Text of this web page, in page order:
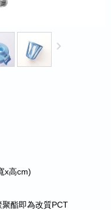
keyboard_arrow_right
x高cm)
酯即為改質PCT